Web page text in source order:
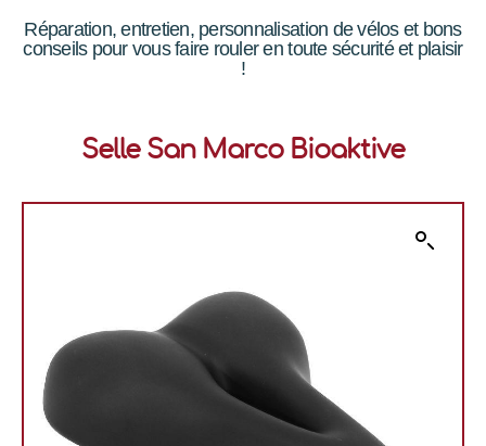
Réparation, entretien, personnalisation de vélos et bons
conseils pour vous faire rouler en toute sécurité et plaisir
!
Selle San Marco Bioaktive